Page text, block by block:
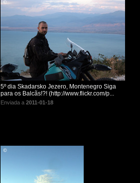
5º dia Skadarsko Jezero, Montenegro Siga
para os Balcãs!?! (http://www.flickr.com/p...
Enviada a 2011-01-18